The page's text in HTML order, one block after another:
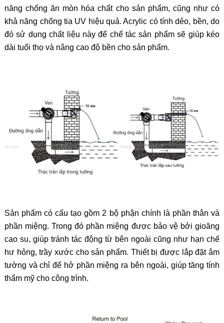
năng chống ăn mòn hóa chất cho sản phẩm, cũng như có
khả năng chống tia UV hiệu quả. Acrylic có tính dẻo, bền, do
đó sử dụng chất liệu này để chế tác sản phẩm sẽ giúp kéo
dài tuổi thọ và nâng cao độ bền cho sản phẩm.
Sản phẩm có cấu tạo gồm 2 bộ phận chính là phần thân và
phần miệng. Trong đó phần miệng được bảo vệ bởi gioăng
cao su, giúp tránh tác động từ bên ngoài cũng như hạn chế
hư hỏng, trầy xước cho sản phẩm. Thiết bị được lắp đặt âm
tường và chỉ để hở phần miệng ra bên ngoài, giúp tăng tính
thẩm mỹ cho công trình.